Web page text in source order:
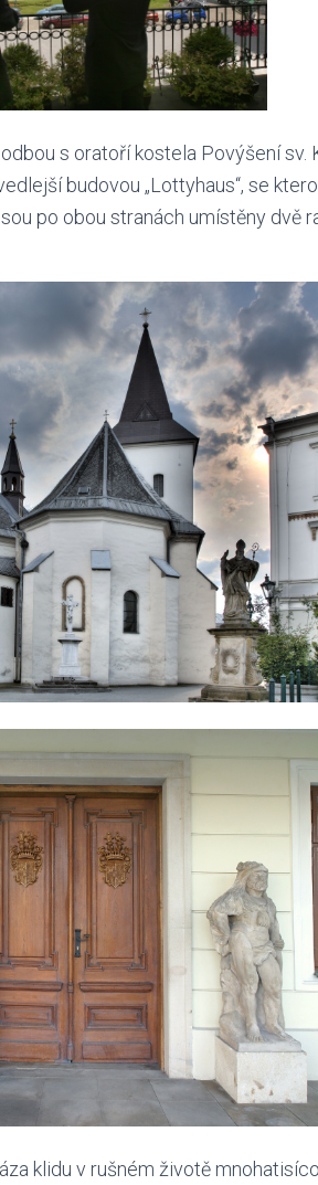
s oratoří kostela Povýšení sv.
budovou „Lottyhaus“, se
po obou stranách umístěny dvě
klidu v rušném životě